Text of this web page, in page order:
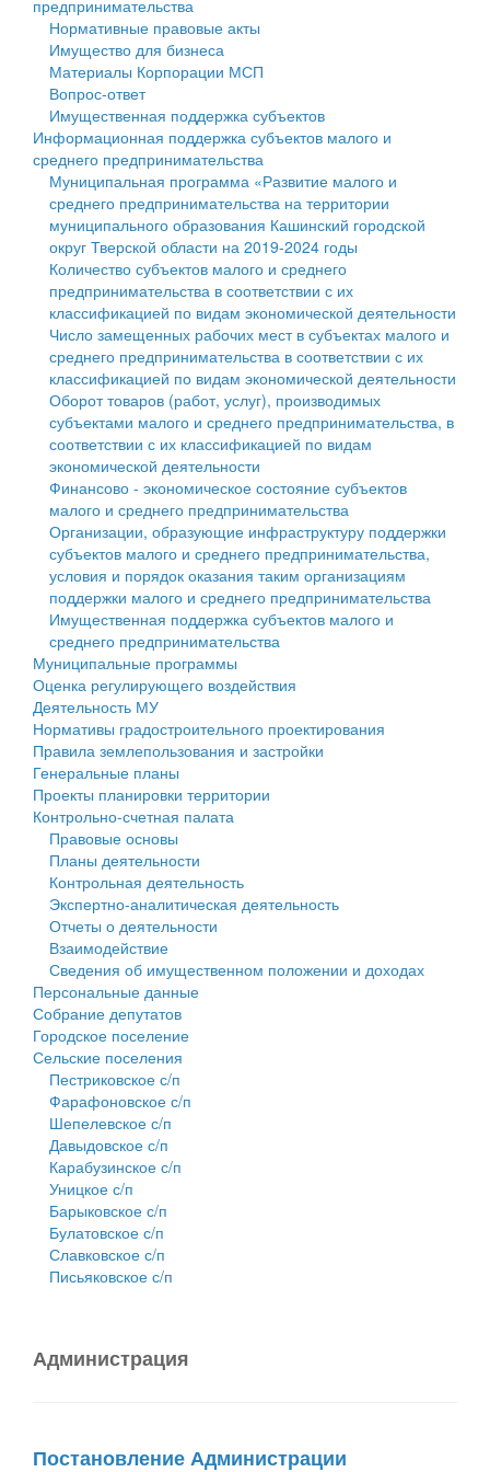
Государственные услуги
Промышленность и АПК
Экономика и бизнес
...
Символика
Устав
Гостям округа
Туризм
Культура
Образование
Здравоохранение
Социальная защита
Фотоальбом
муниципального округа Тверской области
Администрация Кашинского муниципального округа
Тверской области
Управление сельскими территориями
Открытые данные
Работа с обращениями граждан
Муниципальный контроль
Муниципальные услуги
Проекты административных регламентов
Антимонопольный комплаенс
Противодействие коррупции
Финансовое управление
Бюджет для граждан
Имущество
Выявление правообладателей ранее учтенных
объектов недвижимости
Имущественная поддержка субъектов малого и
среднего предпринимательства
Информационная поддержка субъектов малого и
среднего предпринимательства
Муниципальные программы
Контрольно-счетная палата
Персональные данные
Оценка регулирующего воздействия
Деятельность МУ
Нормативы градостроительного проектирования
Правила землепользования и застройки
Генеральные планы
Проекты планировки территории
Собрание депутатов
Городское поселение
Сельские поселения
предпринимательства
Нормативные правовые акты
Имущество для бизнеса
Материалы Корпорации МСП
Вопрос-ответ
Имущественная поддержка субъектов
Информационная поддержка субъектов малого и
среднего предпринимательства
Муниципальная программа «Развитие малого и
среднего предпринимательства на территории
муниципального образования Кашинский городской
округ Тверской области на 2019-2024 годы
Количество субъектов малого и среднего
предпринимательства в соответствии с их
классификацией по видам экономической деятельности
Число замещенных рабочих мест в субъектах малого и
среднего предпринимательства в соответствии с их
классификацией по видам экономической деятельности
Оборот товаров (работ, услуг), производимых
субъектами малого и среднего предпринимательства, в
соответствии с их классификацией по видам
экономической деятельности
Финансово - экономическое состояние субъектов
малого и среднего предпринимательства
Организации, образующие инфраструктуру поддержки
субъектов малого и среднего предпринимательства,
условия и порядок оказания таким организациям
поддержки малого и среднего предпринимательства
Имущественная поддержка субъектов малого и
среднего предпринимательства
Муниципальные программы
Оценка регулирующего воздействия
Деятельность МУ
Нормативы градостроительного проектирования
Правила землепользования и застройки
Генеральные планы
Проекты планировки территории
Контрольно-счетная палата
Правовые основы
Планы деятельности
Контрольная деятельность
Экспертно-аналитическая деятельность
Отчеты о деятельности
Взаимодействие
Сведения об имущественном положении и доходах
Персональные данные
Собрание депутатов
Городское поселение
Сельские поселения
Пестриковское с/п
Фарафоновское с/п
Шепелевское с/п
Давыдовское с/п
Карабузинское с/п
Уницкое с/п
Барыковское с/п
Булатовское с/п
Славковское с/п
Письяковское с/п
Администрация
Постановление Администрации